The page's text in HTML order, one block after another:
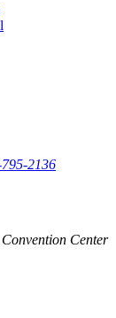
2136
Center